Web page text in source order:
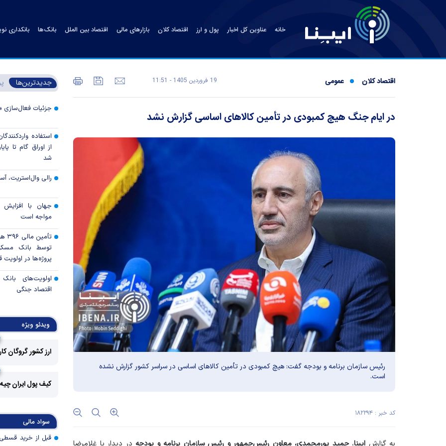
خانه عناوین کل اخبار پول و ارز اقتصاد کلان بازارهای مالی اقتصاد بین الملل بانک‌ها بانکداری
اقتصاد کلان عمومی 19 فروردين 1405 - 11:51
در ایام جنگ هیچ کمبودی در تأمین کالا‌های اساسی گزارش نشد
رئیس سازمان برنامه و بودجه گفت: هیچ کمبودی در تأمین کالا‌های اساسی در سراسر کشور گزارش نشده
است.
کد خبر : ۱۸۲۲۹۴
به گزارش ایبنا،حمید پورمحمدی، معاون رئیس‌جمهور و رئیس سازمان برنامه و بودجه در دیدار با غلامرضا
جدیدترین‌ها
جزئیات فعال‌سازی
استفاده
شد
رالی وال‌استریت،
جهان با
مواجه است
توسط بانک
پروژه‌ها در اولویت
اولویت‌های
اقتصاد جنگی
امروز پنجشنبه ۱۵ مرداد ۱۴۰۵
سقوط ارزهای
کارت‌های بازرگانی
رکوردشکنی قیمت
جهانی
مسکن به
هرمزگان
کالابرگ سه دهک
ویدئو ویژه
ارز کشور گروگان
کیف پول ایران
سواد مالی